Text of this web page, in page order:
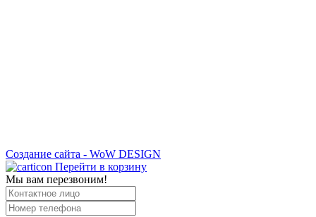
Создание сайта - WoW DESIGN
Перейти в корзину
Мы вам перезвоним!